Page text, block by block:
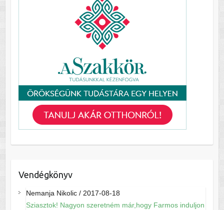
Vendégkönyv
Nemanja Nikolic/ 2017-08-18
Sziasztok! Nagyon szeretném már,hogy Farmos induljon